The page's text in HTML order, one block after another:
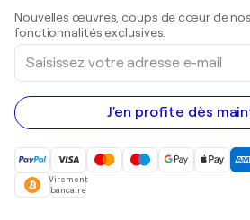
Peintures acryliques
Nouvelles œuvres, coups de cœur de nos
fonctionnalités exclusives.
Saisissez
votre
adresse
e-
mail
J'en profite dès
Virement
bancaire